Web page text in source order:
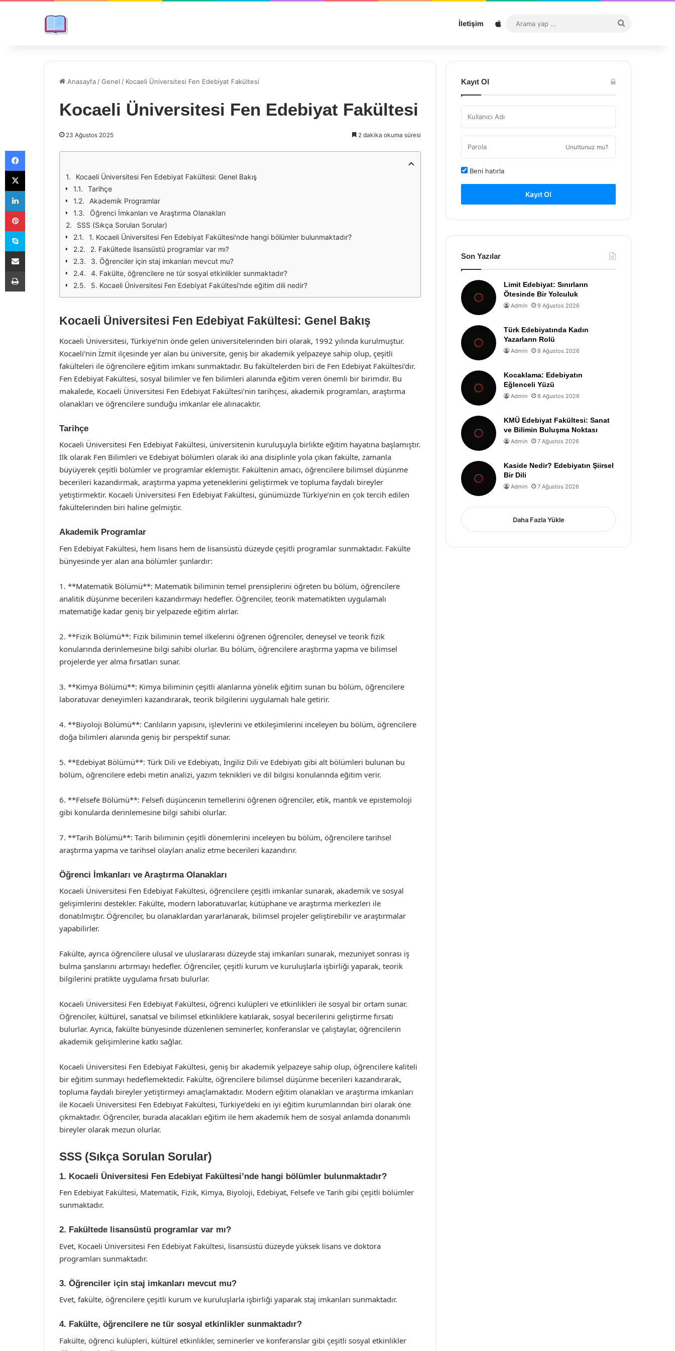
İletişim Sitemap
...
Anasayfa /Genel / Kocaeli Üniversitesi Fen Edebiyat Fakültesi
Kocaeli Üniversitesi Fen Edebiyat Fakültesi
23 Ağustos 2025 2 dakika okuma süresi
Kocaeli Üniversitesi Fen Edebiyat Fakültesi: Genel Bakış
Tarihçe
Akademik Programlar
Öğrenci İmkanları ve Araştırma Olanakları
SSS (Sıkça Sorulan Sorular)
1. Kocaeli Üniversitesi Fen Edebiyat Fakültesi'nde hangi bölümler bulunmaktadır?
2. Fakültede lisansüstü programlar var mı?
3. Öğrenciler için staj imkanları mevcut mu?
4. Fakülte, öğrencilere ne tür sosyal etkinlikler sunmaktadır?
5. Kocaeli Üniversitesi Fen Edebiyat Fakültesi'nde eğitim dili nedir?
Kocaeli Üniversitesi Fen Edebiyat Fakültesi: Genel Bakış
Kocaeli Üniversitesi, Türkiye’nin önde gelen üniversitelerinden biri olarak, 1992 yılında kurulmuştur.
Kocaeli’nin İzmit ilçesinde yer alan bu üniversite, geniş bir akademik yelpazeye sahip olup, çeşitli
fakülteleri ile öğrencilere eğitim imkanı sunmaktadır. Bu fakültelerden biri de Fen Edebiyat Fakültesi’dir.
Fen Edebiyat Fakültesi, sosyal bilimler ve fen bilimleri alanında eğitim veren önemli bir birimdir. Bu
makalede, Kocaeli Üniversitesi Fen Edebiyat Fakültesi’nin tarihçesi, akademik programları, araştırma
olanakları ve öğrencilere sunduğu imkanlar ele alınacaktır.
Tarihçe
Kocaeli Üniversitesi Fen Edebiyat Fakültesi, üniversitenin kuruluşuyla birlikte eğitim hayatına başlamıştır.
İlk olarak Fen Bilimleri ve Edebiyat bölümleri olarak iki ana disiplinle yola çıkan fakülte, zamanla
büyüyerek çeşitli bölümler ve programlar eklemiştir. Fakültenin amacı, öğrencilere bilimsel düşünme
becerileri kazandırmak, araştırma yapma yeteneklerini geliştirmek ve topluma faydalı bireyler
yetiştirmektir. Kocaeli Üniversitesi Fen Edebiyat Fakültesi, günümüzde Türkiye’nin en çok tercih edilen
fakültelerinden biri haline gelmiştir.
Akademik Programlar
Fen Edebiyat Fakültesi, hem lisans hem de lisansüstü düzeyde çeşitli programlar sunmaktadır. Fakülte
bünyesinde yer alan ana bölümler şunlardır:
1. **Matematik Bölümü**: Matematik biliminin temel prensiplerini öğreten bu bölüm, öğrencilere
analitik düşünme becerileri kazandırmayı hedefler. Öğrenciler, teorik matematikten uygulamalı
matematiğe kadar geniş bir yelpazede eğitim alırlar.
2. **Fizik Bölümü**: Fizik biliminin temel ilkelerini öğrenen öğrenciler, deneysel ve teorik fizik
konularında derinlemesine bilgi sahibi olurlar. Bu bölüm, öğrencilere araştırma yapma ve bilimsel
projelerde yer alma fırsatları sunar.
3. **Kimya Bölümü**: Kimya biliminin çeşitli alanlarına yönelik eğitim sunan bu bölüm, öğrencilere
laboratuvar deneyimleri kazandırarak, teorik bilgilerini uygulamalı hale getirir.
4. **Biyoloji Bölümü**: Canlıların yapısını, işlevlerini ve etkileşimlerini inceleyen bu bölüm, öğrencilere
doğa bilimleri alanında geniş bir perspektif sunar.
5. **Edebiyat Bölümü**: Türk Dili ve Edebiyatı, İngiliz Dili ve Edebiyatı gibi alt bölümleri bulunan bu
bölüm, öğrencilere edebi metin analizi, yazım teknikleri ve dil bilgisi konularında eğitim verir.
6. **Felsefe Bölümü**: Felsefi düşüncenin temellerini öğrenen öğrenciler, etik, mantık ve epistemoloji
gibi konularda derinlemesine bilgi sahibi olurlar.
7. **Tarih Bölümü**: Tarih biliminin çeşitli dönemlerini inceleyen bu bölüm, öğrencilere tarihsel
araştırma yapma ve tarihsel olayları analiz etme becerileri kazandırır.
Öğrenci İmkanları ve Araştırma Olanakları
Kocaeli Üniversitesi Fen Edebiyat Fakültesi, öğrencilere çeşitli imkanlar sunarak, akademik ve sosyal
gelişimlerini destekler. Fakülte, modern laboratuvarlar, kütüphane ve araştırma merkezleri ile
donatılmıştır. Öğrenciler, bu olanaklardan yararlanarak, bilimsel projeler geliştirebilir ve araştırmalar
yapabilirler.
Fakülte, ayrıca öğrencilere ulusal ve uluslararası düzeyde staj imkanları sunarak, mezuniyet sonrası iş
bulma şanslarını artırmayı hedefler. Öğrenciler, çeşitli kurum ve kuruluşlarla işbirliği yaparak, teorik
bilgilerini pratikte uygulama fırsatı bulurlar.
Kocaeli Üniversitesi Fen Edebiyat Fakültesi, öğrenci kulüpleri ve etkinlikleri ile sosyal bir ortam sunar.
Öğrenciler, kültürel, sanatsal ve bilimsel etkinliklere katılarak, sosyal becerilerini geliştirme fırsatı
bulurlar. Ayrıca, fakülte bünyesinde düzenlenen seminerler, konferanslar ve çalıştaylar, öğrencilerin
akademik gelişimlerine katkı sağlar.
Kocaeli Üniversitesi Fen Edebiyat Fakültesi, geniş bir akademik yelpazeye sahip olup, öğrencilere kaliteli
bir eğitim sunmayı hedeflemektedir. Fakülte, öğrencilere bilimsel düşünme becerileri kazandırarak,
topluma faydalı bireyler yetiştirmeyi amaçlamaktadır. Modern eğitim olanakları ve araştırma imkanları
ile Kocaeli Üniversitesi Fen Edebiyat Fakültesi, Türkiye’deki en iyi eğitim kurumlarından biri olarak öne
çıkmaktadır. Öğrenciler, burada alacakları eğitim ile hem akademik hem de sosyal anlamda donanımlı
bireyler olarak mezun olurlar.
SSS (Sıkça Sorulan Sorular)
1. Kocaeli Üniversitesi Fen Edebiyat Fakültesi’nde hangi bölümler bulunmaktadır?
Fen Edebiyat Fakültesi, Matematik, Fizik, Kimya, Biyoloji, Edebiyat, Felsefe ve Tarih gibi çeşitli bölümler
sunmaktadır.
2. Fakültede lisansüstü programlar var mı?
Evet, Kocaeli Üniversitesi Fen Edebiyat Fakültesi, lisansüstü düzeyde yüksek lisans ve doktora
programları sunmaktadır.
3. Öğrenciler için staj imkanları mevcut mu?
Evet, fakülte, öğrencilere çeşitli kurum ve kuruluşlarla işbirliği yaparak staj imkanları sunmaktadır.
4. Fakülte, öğrencilere ne tür sosyal etkinlikler sunmaktadır?
Fakülte, öğrenci kulüpleri, kültürel etkinlikler, seminerler ve konferanslar gibi çeşitli sosyal etkinlikler
Kayıt Ol
Unuttunuz mu?
Beni hatırla
Kayıt Ol
Son Yazılar
Limit Edebiyat: Sınırların
Ötesinde Bir Yolculuk
Admin 9 Ağustos 2026
Türk Edebiyatında Kadın
Yazarların Rolü
Admin 8 Ağustos 2026
Kocaklama: Edebiyatın
Eğlenceli Yüzü
Admin 8 Ağustos 2026
KMÜ Edebiyat Fakültesi: Sanat
ve Bilimin Buluşma Noktası
Admin 7 Ağustos 2026
Kaside Nedir? Edebiyatın Şiirsel
Bir Dili
Admin 7 Ağustos 2026
Daha Fazla Yükle
Facebook
X
LinkedIn
Pinterest
Skype
E-Posta ile paylaş